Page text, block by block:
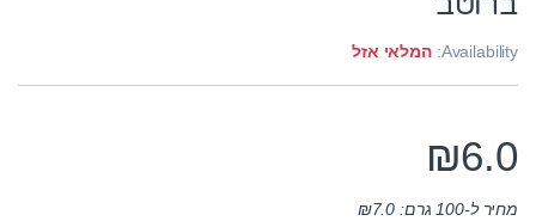
Availability: המלאי אזל
₪6.0
מחיר ל-100 גרם: ₪7.0